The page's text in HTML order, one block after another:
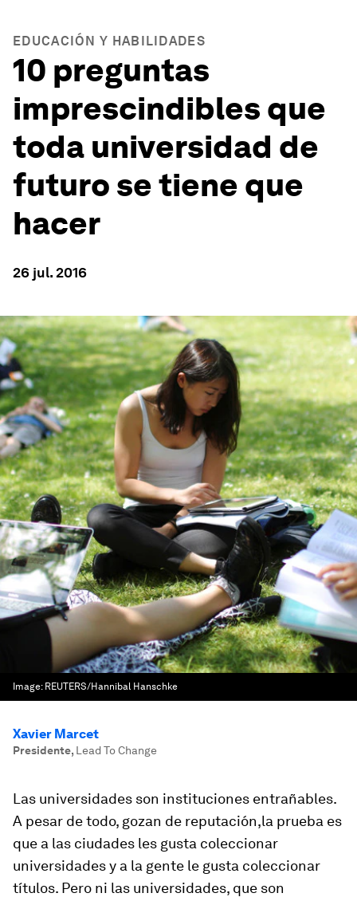
EDUCACIÓN Y HABILIDADES
10 preguntas
imprescindibles que
toda universidad de
futuro se tiene que
hacer
26 jul. 2016
Image: REUTERS/Hannibal Hanschke
Xavier Marcet
Presidente, Lead To Change
Las universidades son instituciones entrañables.
A pesar de todo, gozan de reputación,la prueba es
que a las ciudades les gusta coleccionar
universidades y a la gente le gusta coleccionar
títulos. Pero ni las universidades, que son